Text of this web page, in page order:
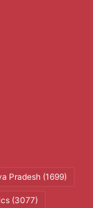
Pradesh (1699)
(3077)